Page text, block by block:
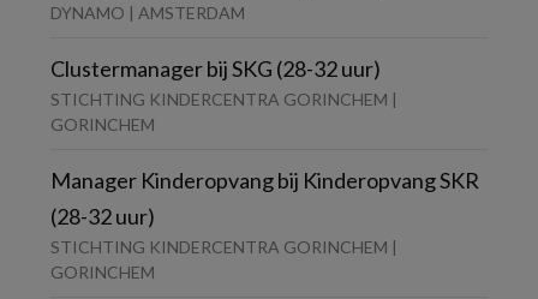
DYNAMO | AMSTERDAM
Clustermanager bij SKG (28-32 uur)
STICHTING KINDERCENTRA GORINCHEM |
GORINCHEM
Manager Kinderopvang bij Kinderopvang SKR
(28-32 uur)
STICHTING KINDERCENTRA GORINCHEM |
GORINCHEM